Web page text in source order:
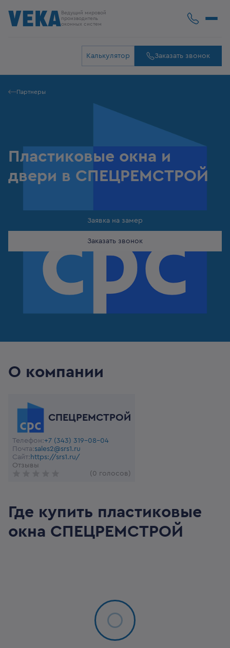
Ведущий мировой
производитель
оконных систем
Калькулятор Заказать звонок
Партнеры
Пластиковые окна и
двери в СПЕЦРЕМСТРОЙ
Заявка на замер
Заказать звонок
О компании
СПЕЦРЕМСТРОЙ
Телефон:+7 (343) 319-08-04
Почта:sales2@srs1.ru
Сайт: https://srs1.ru/
Отзывы
(0 голосов)
Где купить пластиковые
окна СПЕЦРЕМСТРОЙ